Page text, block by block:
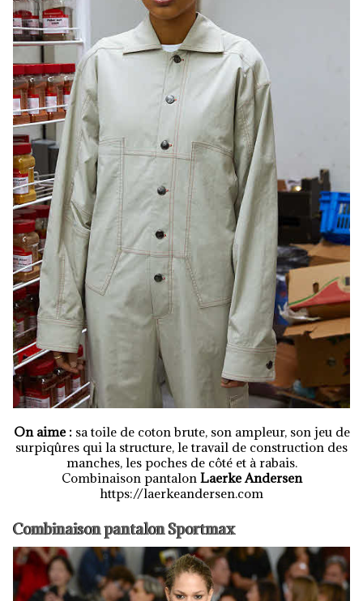
On aime :sa toile de coton brute, son ampleur, son jeu de
surpiqûres qui la structure, le travail de construction des
manches, les poches de côté et à rabais.
Combinaison pantalon Laerke Andersen
https://laerkeandersen.com
Combinaison pantalon Sportmax